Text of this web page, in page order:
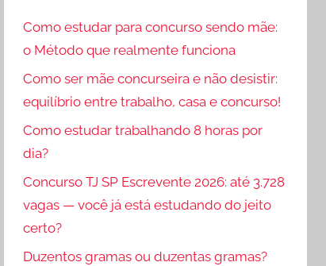
Como estudar para concurso sendo mãe:
o Método que realmente funciona
Como ser mãe concurseira e não desistir:
equilíbrio entre trabalho, casa e concurso!
Como estudar trabalhando 8 horas por
dia?
Concurso TJ SP Escrevente 2026: até 3.728
vagas — você já está estudando do jeito
certo?
Duzentos gramas ou duzentas gramas?